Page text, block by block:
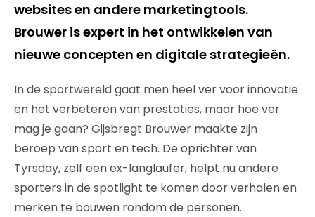
websites en andere marketingtools.
Brouwer is expert in het ontwikkelen van
nieuwe concepten en digitale strategieën.
In de sportwereld gaat men heel ver voor innovatie
en het verbeteren van prestaties, maar hoe ver
mag je gaan? Gijsbregt Brouwer maakte zijn
beroep van sport en tech. De oprichter van
Tyrsday, zelf een ex-langlaufer, helpt nu andere
sporters in de spotlight te komen door verhalen en
merken te bouwen rondom de personen.